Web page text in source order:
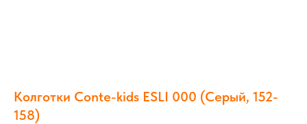
Колготки Conte-kids ESLI 000 (Серый, 152-
158)